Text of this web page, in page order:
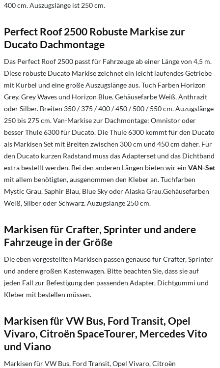
400 cm. Auszugslänge ist 250 cm.
Perfect Roof 2500 Robuste Markise zur
Ducato Dachmontage
Das Perfect Roof 2500 passt für Fahrzeuge ab einer Länge von 4,5 m.
Diese robuste Ducato Markise zeichnet ein leicht laufendes Getriebe
mit Kurbel und eine große Auszugslänge aus. Tuch Farben Horizon
Grey, Grey Waves und Horizon Blue. Gehäusefarbe Weiß, Anthrazit
oder Silber. Breiten 350 / 375 / 400 / 450 / 500 / 550 cm. Auzugslänge
250 bis 275 cm. Van-Markise zur Dachmontage: Omnistor oder
besser Thule 6300 für Ducato. Die Thule 6300 kommt für den Ducato
als Markisen Set mit Breiten zwischen 300 cm und 450 cm daher. Für
den Ducato kurzen Radstand muss das Adapterset und das Dichtband
extra bestellt werden. Bei den anderen Längen bieten wir ein VAN-Set
mit allem benötigten, ausgenommen den Kleber an. Tuchfarben
Mystic Grau, Saphir Blau, Blue Sky oder Alaska Grau.Gehäusefarben
Weiß, Silber oder Schwarz. Auzugslänge 250 cm.
Markisen für Crafter, Sprinter und andere
Fahrzeuge in der Größe
Die eben vorgestellten Markisen passen genauso für Crafter, Sprinter
und andere großen Kastenwagen. Bitte beachten Sie, dass sie auf
jeden Fall zur Befestigung den passenden Adapter, Dichtgummi und
Kleber mit bestellen müssen.
Markisen für VW Bus, Ford Transit, Opel
Vivaro, Citroën SpaceTourer, Mercedes Vito
und Viano
Markisen für VW Bus, Ford Transit, Opel Vivaro, Citroën